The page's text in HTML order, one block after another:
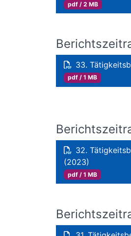
pdf / 2 MB
33.
pdf / 1 MB
32.
(2023)
pdf / 1 MB